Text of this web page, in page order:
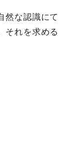
然な認識にて
それを求める